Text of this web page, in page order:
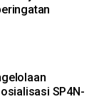
SP4N-